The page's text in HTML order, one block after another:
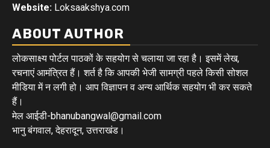
Website: Loksaakshya.com
ABOUT AUTHOR
लोकसाक्ष्य पोर्टल पाठकों के सहयोग से चलाया जा रहा है। इसमें लेख,
रचनाएं आमंत्रित हैं। शर्त है कि आपकी भेजी सामग्री पहले किसी सोशल
मीडिया में न लगी हो। आप विज्ञापन व अन्य आर्थिक सहयोग भी कर सकते
हैं।
मेल आईडी-bhanubangwal@gmail.com
भानु बंगवाल, देहरादून, उत्तराखंड।